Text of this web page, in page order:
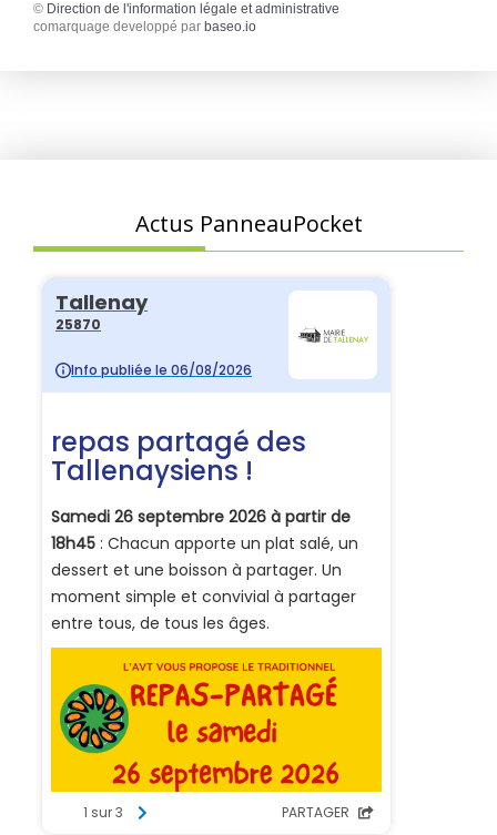
© Direction de l'information légale et administrative
comarquage developpé par baseo.io
Actus PanneauPocket